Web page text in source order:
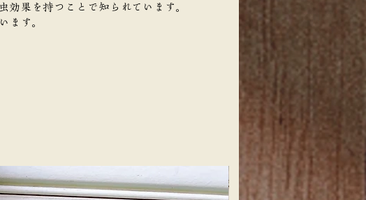
果を持つことで知られています。
ます。